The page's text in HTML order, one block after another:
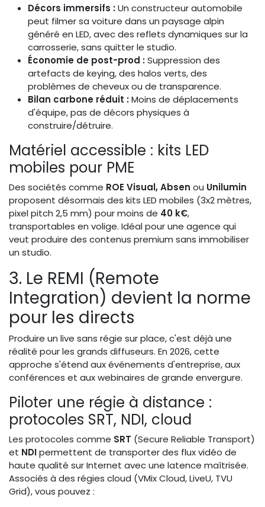
Décors immersifs :Un constructeur automobile
peut filmer sa voiture dans un paysage alpin
généré en LED, avec des reflets dynamiques sur la
carrosserie, sans quitter le studio.
Économie de post-prod :Suppression des
artefacts de keying, des halos verts, des
problèmes de cheveux ou de transparence.
Bilan carbone réduit :Moins de déplacements
d'équipe, pas de décors physiques à
construire/détruire.
Matériel accessible : kits LED
mobiles pour PME
Des sociétés comme ROE Visual, Absen ou Unilumin
proposent désormais des kits LED mobiles (3x2 mètres,
pixel pitch 2,5 mm) pour moins de 40 k€,
transportables en volige. Idéal pour une agence qui
veut produire des contenus premium sans immobiliser
un studio.
3. Le REMI (Remote
Integration) devient la norme
pour les directs
Produire un live sans régie sur place, c'est déjà une
réalité pour les grands diffuseurs. En 2026, cette
approche s'étend aux événements d'entreprise, aux
conférences et aux webinaires de grande envergure.
Piloter une régie à distance :
protocoles SRT, NDI, cloud
Les protocoles comme SRT (Secure Reliable Transport)
et NDIpermettent de transporter des flux vidéo de
haute qualité sur Internet avec une latence maîtrisée.
Associés à des régies cloud (VMix Cloud, LiveU, TVU
Grid), vous pouvez :